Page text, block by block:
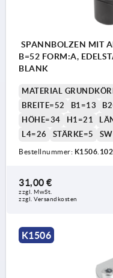
SPANNBOLZEN MIT
B=52 FORM:A,
BLANK
MATERIAL
BREITE=52
B1=13
HÖHE=34
H1=21
L4=26
STÄRKE=5
Bestellnummer:
31,00 €
zzgl. MwSt.
zzgl. Versandkosten
K1506